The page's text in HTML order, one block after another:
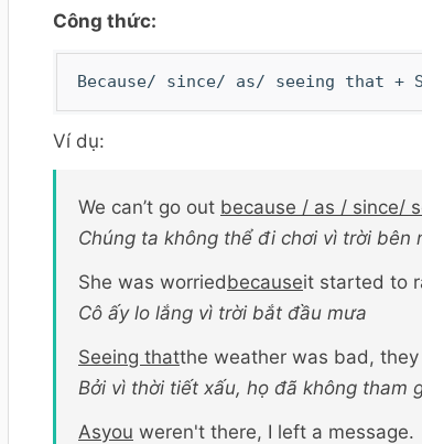
Công thức:
Because/ since/ as/ seeing that +
Ví dụ:
We can’t go out because / as / since/
Chúng ta không thể đi chơi vì trời bên
She was worriedbecauseit started to
Cô ấy lo lắng vì trời bắt đầu mưa
Seeing thatthe weather was bad,
Bởi vì thời tiết xấu, họ đã không tham
Asyou weren't there, I left a message.